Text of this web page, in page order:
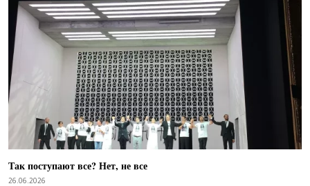
Так поступают все? Нет, не все
26.06.2026